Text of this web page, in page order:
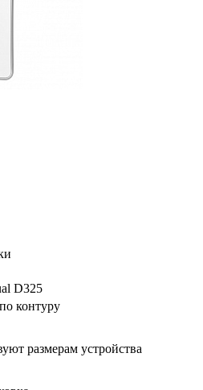
D325
контуру
размерам устройства